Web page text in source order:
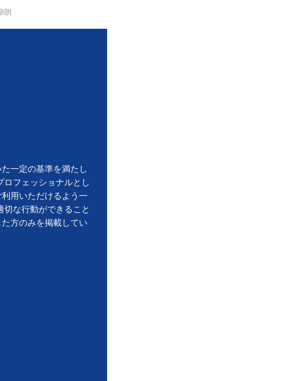
朗
一定の基準を満たし
フェッショナルとし
用いただけるよう一
な行動ができること
方のみを掲載してい